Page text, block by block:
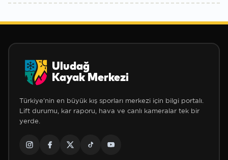
Uludağ
Kayak Merkezi
Türkiye'nin en büyük kış sporları merkezi için bilgi portalı.
Lift durumu, kar raporu, hava ve canlı kameralar tek bir
yerde.